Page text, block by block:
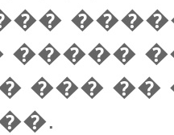
�����
��� ��